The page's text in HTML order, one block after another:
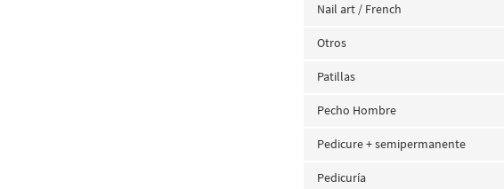
Nail art / French
Otros
Patillas
Pecho Hombre
Pedicure + semipermanente
Pedicuría